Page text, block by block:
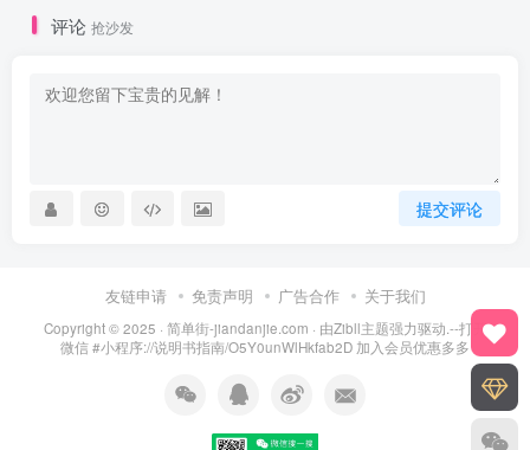
评论 抢沙发
提交评论
友链申请 免责声明 广告合作 关于我们
Copyright © 2025 · 简单街-jiandanjie.com · 由Zibll主题强力驱动.--打开
微信 #小程序://说明书指南/O5Y0unWlHkfab2D 加入会员优惠多多